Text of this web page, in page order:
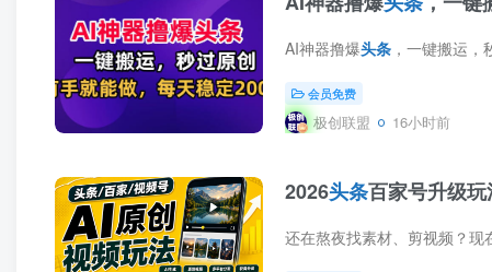
AI神器撸爆头条 ，一键搬运，秒过原创，
会员免费
极创联盟 16小时前
2026头条百家号升级